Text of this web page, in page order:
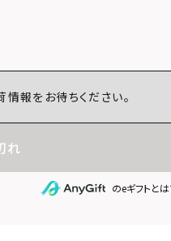
報をお待ちください。
れ
のeギフトとは